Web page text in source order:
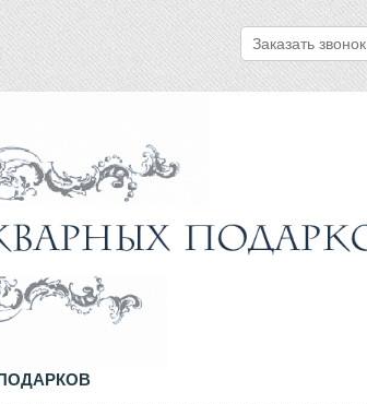
Заказать звонок